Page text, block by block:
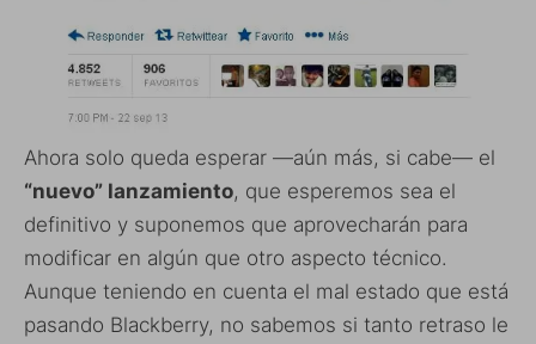
Ahora solo queda esperar —aún más, si cabe— el
“nuevo” lanzamiento, que esperemos sea el
definitivo y suponemos que aprovecharán para
modificar en algún que otro aspecto técnico.
Aunque teniendo en cuenta el mal estado que está
pasando Blackberry, no sabemos si tanto retraso le